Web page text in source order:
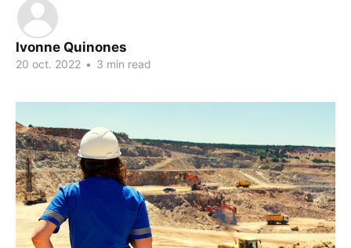
Ivonne Quinones
20 oct. 2022 • 3 min read